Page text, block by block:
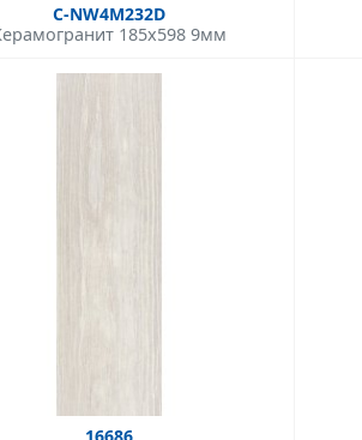
C-NW4M232D
185x598 9мм
16686